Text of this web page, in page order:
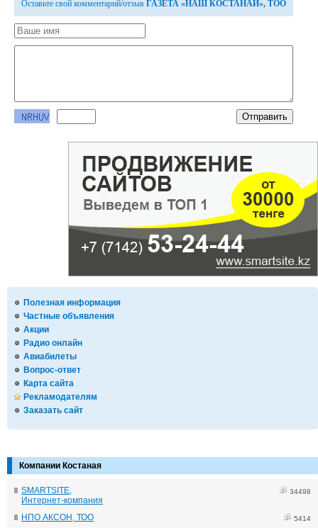
Полезная информация
Частные объявления
Акции
Радио онлайн
Авиабилеты
Вопрос-ответ
Карта сайта
Рекламодателям
Заказать сайт
Компании Костаная
SMARTSITE,
Интернет-компания
34498
НПО АКСОН, ТОО 5414
Оставьте свой комментарий/отзыв ГАЗЕТА «НАШ КОСТАНАЙ», ТОО